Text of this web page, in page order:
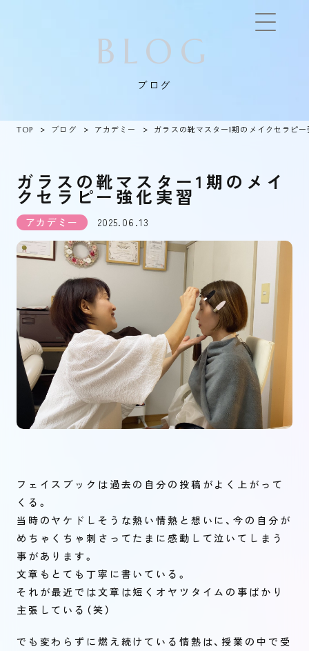
BLOG
ブログ
TOP ブログ アカデミー ガラスの靴マスター1期のメイクセラピ
ガラスの靴マスター1期のメイ
クセラピー強化実習
アカデミー 2025.06.13
フェイスブックは過去の自分の投稿がよく上がって
くる。
当時のヤケドしそうな熱い情熱と想いに、今の自分が
めちゃくちゃ刺さってたまに感動して泣いてしまう
事があります。
文章もとても丁寧に書いている。
それが最近では文章は短くオヤツタイムの事ばかり
主張している（笑）
でも変わらずに燃え続けている情熱は、授業の中で受